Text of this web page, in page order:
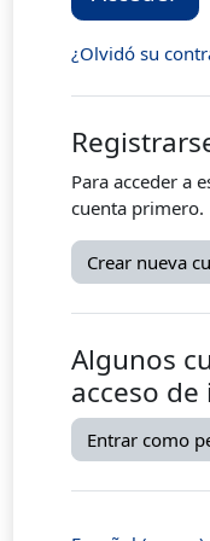
¿Olvidó su
Para acceder a
cuenta primero.
Crear nueva
Algunos
acceso
Entrar como